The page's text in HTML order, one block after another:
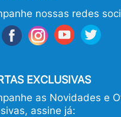
nossas redes
EXCLUSIVAS
as Novidades e
assine já: